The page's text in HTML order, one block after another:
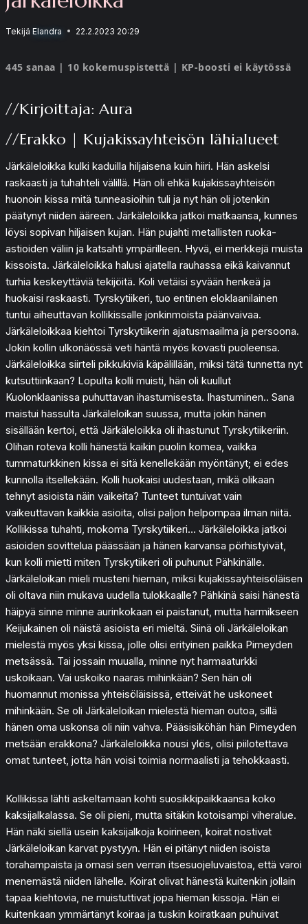
Tekijä Elandra 22.2.2023 20:29
445 sanaa | 10 kokemuspistettä | KP-boosti ei käytössä
//Kirjoittaja: Aura
//Erakko | Kujakissayhteisön lähialueet
Järkäleloikka kulki kaduilla hiljaisena kuin hiiri. Hän askelsi
raskaasti ja tuhahteli välillä. Hän oli ehkä kujakissayhteisön
huonoin kissa mitä tunneasioihin tuli ja nyt hän oli jotenkin
päätynyt niiden ääreen. Järkäleloikka jatkoi matkaansa, kunnes
löysi sopivan hiljaisen kujan. Hän pujahti metallisten ruoka-
astioiden väliin ja katsahti ympärilleen. Hyvä, ei merkkejä muista
kissoista. Järkäleloikka halusi ajatella rauhassa eikä kaivannut
turhia keskeyttäviä tekijöitä. Koli vetäisi syvään henkeä ja
huokaisi raskaasti. Tyrskytiikeri, tuo entinen eloklaanilainen
tuntui aiheuttavan kollikissalle jonkinmoista päänvaivaa.
Järkäleloikkaa kiehtoi Tyrskytiikerin ajatusmaailma ja persoona.
Jokin kollin ulkonäössä veti häntä myös kovasti puoleensa.
Järkäleloikka siirteli pikkukiviä käpälillään, miksi tätä tunnetta nyt
kutsuttiinkaan? Lopulta kolli muisti, hän oli kuullut
Kuolonklaanissa puhuttavan ihastumisesta. Ihastuminen.. Sana
maistui hassulta Järkäleloikan suussa, mutta jokin hänen
sisällään kertoi, että Järkäleloikka oli ihastunut Tyrskytiikeriin.
Olihan roteva kolli hänestä kaikin puolin komea, vaikka
tummaturkkinen kissa ei sitä kenellekään myöntänyt; ei edes
kunnolla itsellekään. Kolli huokaisi uudestaan, mikä olikaan
tehnyt asioista näin vaikeita? Tunteet tuntuivat vain
vaikeuttavan kaikkia asioita, olisi paljon helpompaa ilman niitä.
Kollikissa tuhahti, mokoma Tyrskytiikeri… Järkäleloikka jatkoi
asioiden sovittelua päässään ja hänen karvansa pörhistyivät,
kun kolli mietti miten Tyrskytiikeri oli puhunut Pähkinälle.
Järkäleloikan mieli musteni hieman, miksi kujakissayhteisöläisen
oli oltava niin mukava uudella tulokkaalle? Pähkinä saisi hänestä
häipyä sinne minne aurinkokaan ei paistanut, mutta harmikseen
Keijukainen oli näistä asioista eri mieltä. Siinä oli Järkäleloikan
mielestä myös yksi kissa, jolle olisi erityinen paikka Pimeyden
metsässä. Tai jossain muualla, minne nyt harmaaturkki
uskoikaan. Vai uskoiko naaras mihinkään? Sen hän oli
huomannut monissa yhteisöläisissä, etteivät he uskoneet
mihinkään. Se oli Järkäleloikan mielestä hieman outoa, sillä
hänen oma uskonsa oli niin vahva. Pääsisiköhän hän Pimeyden
metsään erakkona? Järkäleloikka nousi ylös, olisi piilotettava
omat tunteet, jotta hän voisi toimia normaalisti ja tehokkaasti.
Kollikissa lähti askeltamaan kohti suosikkipaikkaansa koko
kaksijalkalassa. Se oli pieni, mutta sitäkin kotoisampi viheralue.
Hän näki siellä usein kaksijalkoja koirineen, koirat nostivat
Järkäleloikan karvat pystyyn. Hän ei pitänyt niiden isoista
torahampaista ja omasi sen verran itsesuojeluvaistoa, että varoi
menemästä niiden lähelle. Koirat olivat hänestä kuitenkin jollain
tapaa kiehtovia, ne muistuttivat jopa hieman kissoja. Hän ei
kuitenkaan ymmärtänyt koiraa ja tuskin koiratkaan puhuivat